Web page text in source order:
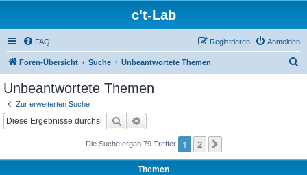
c't-Lab
FAQ Anmelden
Registrieren
Foren-Übersicht Suche Unbeantwortete Themen
Unbeantwortete Themen
Zur erweiterten Suche
Suche
Die Suche ergab 79 Treffer 1 2
Themen